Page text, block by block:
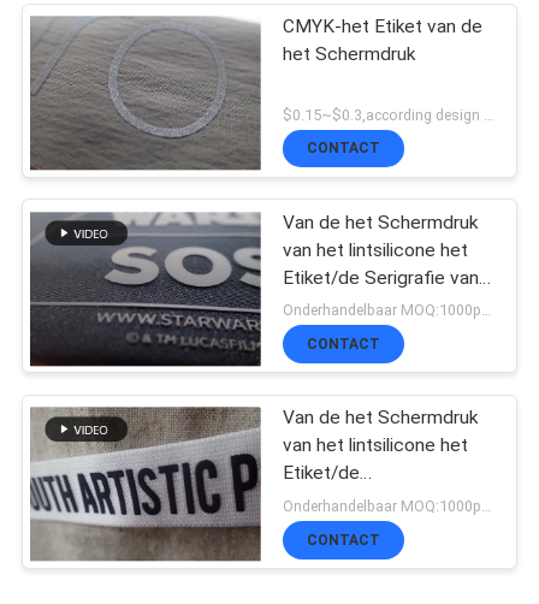
CMYK-het Etiket van de
het Schermdruk
CONTACT
Van de het Schermdruk
van het lintsilicone het
Etiket/de Serigrafie van
het het Embleempolo
van de Stickers Witte
Douane het
Onderhandelbaar MOQ:1000pcs per kleur
CONTACT
Van de het Schermdruk
van het lintsilicone het
Etiket/de
Serigrafiestickers Wit 3D
Embleem
Onderhandelbaar MOQ:1000pcs per kleur
CONTACT